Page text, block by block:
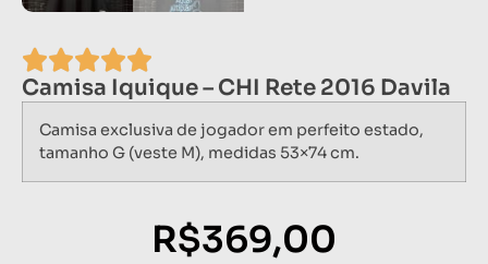
Camisa Iquique – CHI Rete 2016 Davila
Camisa exclusiva de jogador em perfeito estado,
tamanho G (veste M), medidas 53×74 cm.
R$369,00